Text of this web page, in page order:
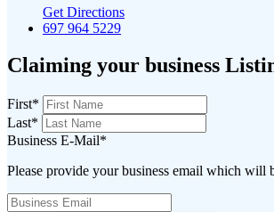
Get Directions
697 964 5229
Claiming your business
First*
Last*
Business E-Mail*
Please provide your business email which will